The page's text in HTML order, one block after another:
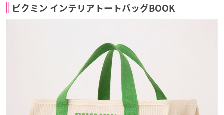
ピクミン インテリアトートバッグBOOK